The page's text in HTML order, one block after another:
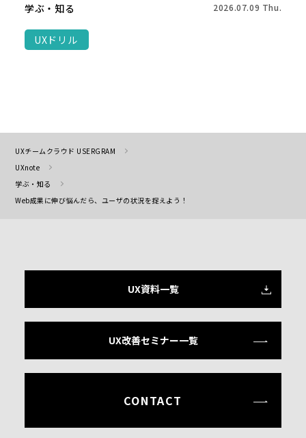
学ぶ・知る 2026.07.09 Thu.
UXドリル
UXチームクラウド USERGRAM
UXnote
学ぶ・知る
Web成果に伸び悩んだら、ユーザの状況を捉えよう！
UX資料一覧
UX改善セミナー一覧
CONTACT